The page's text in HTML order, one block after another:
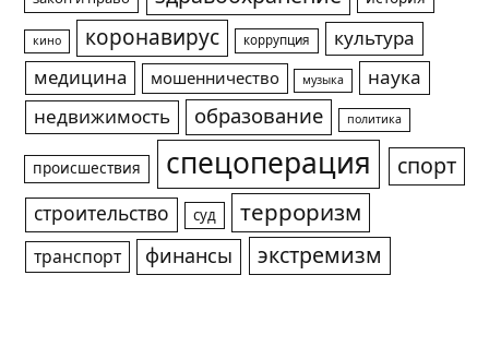
кино коронавирус коррупция
культура
медицина
мошенничество музыка
наука
недвижимость
образование политика
происшествия спецоперация спорт
строительство суд терроризм
транспорт финансы экстремизм